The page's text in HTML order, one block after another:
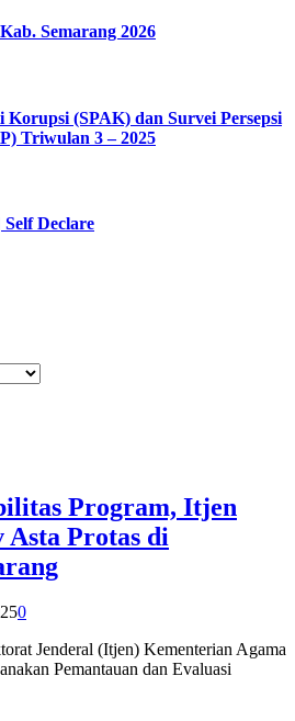
Semarang 2026
Korupsi (SPAK) dan Survei Persepsi
Triwulan 3 – 2025
Declare
Program, Itjen
Asta Protas di
0
Jenderal (Itjen) Kementerian Agama
Pemantauan dan Evaluasi